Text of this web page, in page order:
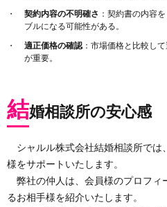
契約内容の不明確さ ：契約書の内容
ブルになる可能性がある。
適正価格の確認：市場価格と比較し
が重要。
結婚相談所の安心感
シャルル株式会社結婚相談所では
様をサポートいたします。
弊社の仲人は、会員様のプロフィ
るお相手様を紹介いたします。